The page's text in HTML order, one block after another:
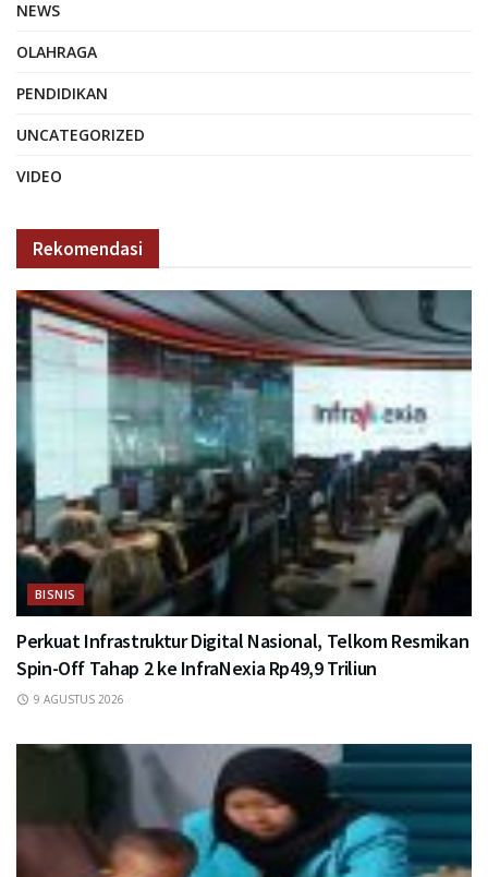
NEWS
OLAHRAGA
PENDIDIKAN
UNCATEGORIZED
VIDEO
Rekomendasi
BISNIS
Perkuat Infrastruktur Digital Nasional, Telkom Resmikan
Spin-Off Tahap 2 ke InfraNexia Rp49,9 Triliun
9 AGUSTUS 2026